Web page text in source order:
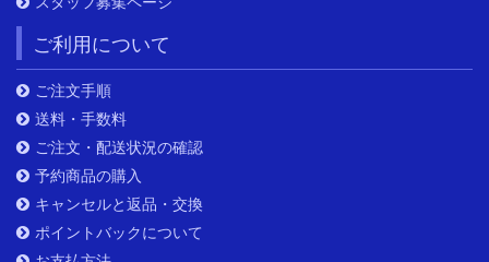
ご利用について
ご注文手順
送料・手数料
ご注文・配送状況の確認
予約商品の購入
キャンセルと返品・交換
ポイントバックについて